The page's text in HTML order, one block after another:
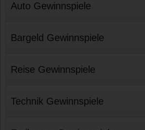
Auto Gewinnspiele
Bargeld Gewinnspiele
Reise Gewinnspiele
Technik Gewinnspiele